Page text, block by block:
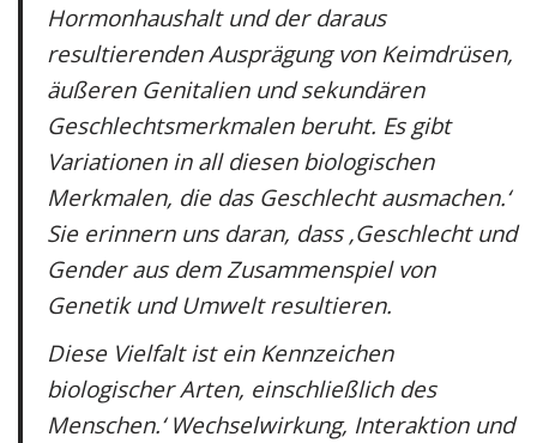
Hormonhaushalt und der daraus
resultierenden Ausprägung von Keimdrüsen,
äußeren Genitalien und sekundären
Geschlechtsmerkmalen beruht. Es gibt
Variationen in all diesen biologischen
Merkmalen, die das Geschlecht ausmachen.‘
Sie erinnern uns daran, dass ‚Geschlecht und
Gender aus dem Zusammenspiel von
Genetik und Umwelt resultieren.
Diese Vielfalt ist ein Kennzeichen
biologischer Arten, einschließlich des
Menschen.‘ Wechselwirkung, Interaktion und